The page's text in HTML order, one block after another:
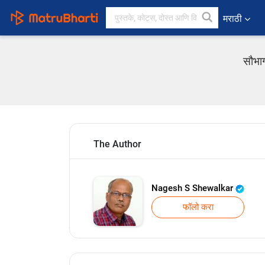
मराठी
The Author
Nagesh S Shewalkar
फॉलो करा